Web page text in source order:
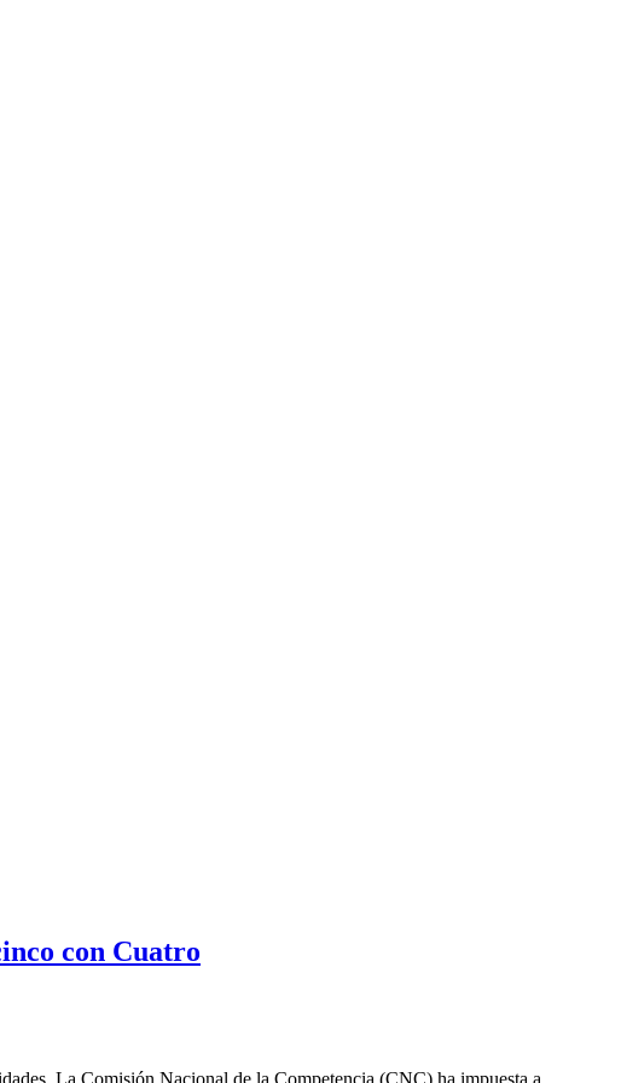
con Cuatro
La Comisión Nacional de la Competencia (CNC) ha impuesta a